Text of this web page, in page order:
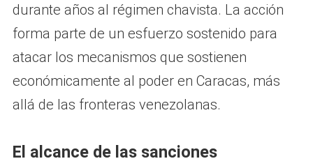
durante años al régimen chavista. La acción
forma parte de un esfuerzo sostenido para
atacar los mecanismos que sostienen
económicamente al poder en Caracas, más
allá de las fronteras venezolanas.
El alcance de las sanciones